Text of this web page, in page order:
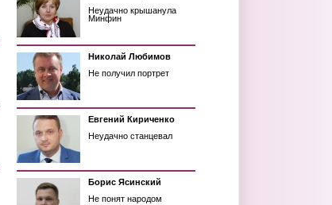
Неудачно крышанула
Минфин
Николай Любимов
Не получил портрет
Евгений Кириченко
Неудачно станцевал
Борис Ясинский
Не понят народом